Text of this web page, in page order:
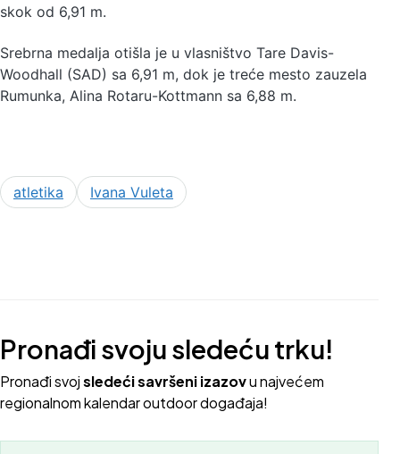
skok od 6,91 m.
Srebrna medalja otišla je u vlasništvo Tare Davis-
Woodhall (SAD) sa 6,91 m, dok je treće mesto zauzela
Rumunka, Alina Rotaru-Kottmann sa 6,88 m.
atletika Ivana Vuleta
Pronađi svoju sledeću trku!
Pronađi svojsledeći savršeni izazovu najvećem
regionalnom kalendar outdoor događaja!